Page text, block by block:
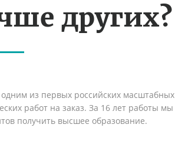
других?
из первых российских масштабных
работ на заказ. За 16 лет работы мы
получить высшее образование.